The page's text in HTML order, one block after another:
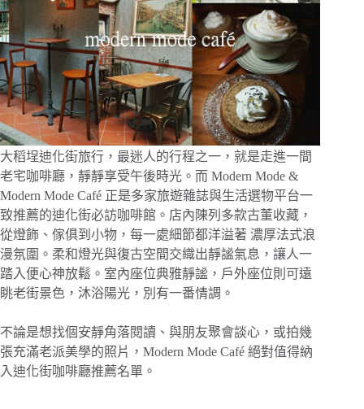
大稻埕迪化街旅行，最迷人的行程之一，就是走進一間
老宅咖啡廳，靜靜享受午後時光。而 Modern Mode &
Modern Mode Café 正是多家旅遊雜誌與生活選物平台一
致推薦的迪化街必訪咖啡館。店內陳列多款古董收藏，
從燈飾、傢俱到小物，每一處細節都洋溢著 濃厚法式浪
漫氛圍。柔和燈光與復古空間交織出靜謐氣息，讓人一
踏入便心神放鬆。室內座位典雅靜謐，戶外座位則可遠
眺老街景色，沐浴陽光，別有一番情調。
不論是想找個安靜角落閱讀、與朋友聚會談心，或拍幾
張充滿老派美學的照片，Modern Mode Café 絕對值得納
入迪化街咖啡廳推薦名單。